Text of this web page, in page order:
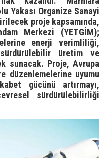
Yakası Organize Sanayi
proje kapsamında,
Merkezi (YETGİM);
enerji verimliliği,
üretim ve
sunacak. Proje, Avrupa
düzenlemelerine uyumu
gücünü artırmayı,
sürdürülebilirliği